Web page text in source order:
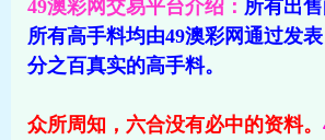
49澳彩网交易平台介绍： 所有出
所有高手料均由49澳彩网通过发
分之百真实的高手料。
众所周知，六合没有必中的资料。